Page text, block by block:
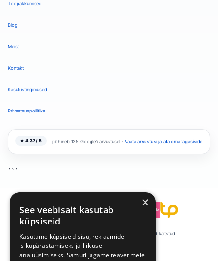
Tööpakkumised
Blogi
Meist
Kontakt
Kasutustingimused
Privaatsuspoliitika
★ 4.37 / 5 põhineb 125 Google'i arvustusel · Vaata arvustusi ja jäta oma tagasiside
```
```
© 2008-2026 Talentpool by Kandideeri. Kõik õigused kaitstud.
Privaatsus ·
×
See veebisait kasutab
küpsiseid
Kasutame küpsiseid sisu, reklaamide
isikupärastamiseks ja liikluse
analüüsimiseks. Samuti jagame teavet meie